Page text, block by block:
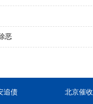
恶
追债 北京催收